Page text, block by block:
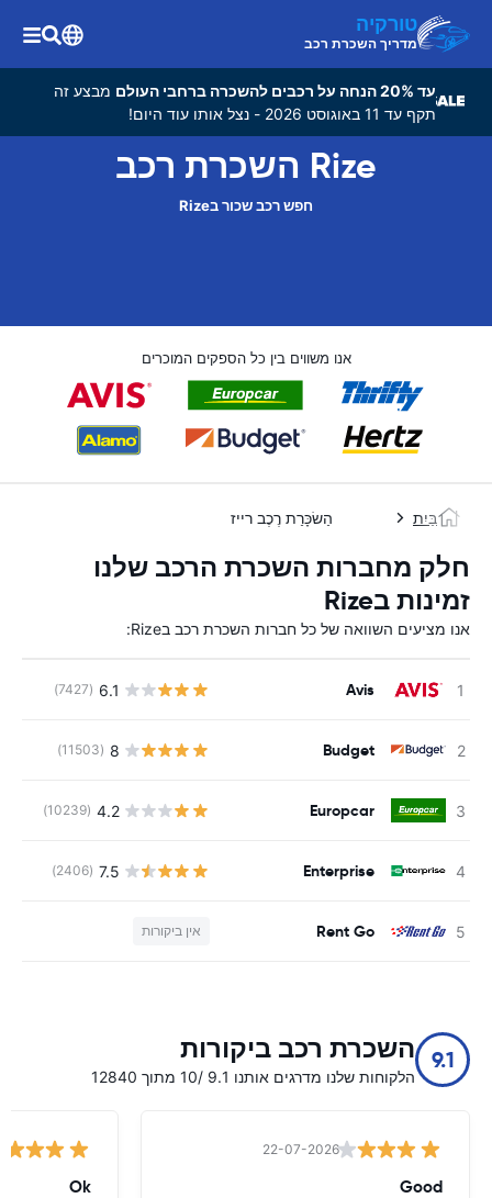
טורקיה
מדריך השכרת רכב
עד 20% הנחה על רכבים להשכרה ברחבי העולם
מבצע זה
תקף עד 11 באוגוסט 2026 - נצל אותו עוד היום!
Rize השכרת רכב
חפש רכב שכור בRize
אנו משווים בין כל הספקים המוכרים
בַּיִת הַשׂכָּרַת רֶכֶב רייז
חלק מחברות השכרת הרכב שלנו
זמינות בRize
אנו מציעים השוואה של כל חברות השכרת רכב בRize:
Avis
6.1
(7427)
Budget
8
(11503)
Europcar
4.2
(10239)
Enterprise
7.5
(2406)
Rent Go אין ביקורות
9.1 השכרת רכב ביקורות
הלקוחות שלנו מדרגים אותנו 9.1 /10 מתוך 12840
22-07-2026
Good
Ok